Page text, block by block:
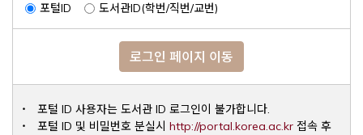
포털ID 도서관ID(학번/직번/교번)
로그인 페이지 이동
포털 ID 사용자는 도서관 ID 로그인이 불가합니다.
포털 ID 및 비밀번호 분실시 http://portal.korea.ac.krOpens a
접속 후